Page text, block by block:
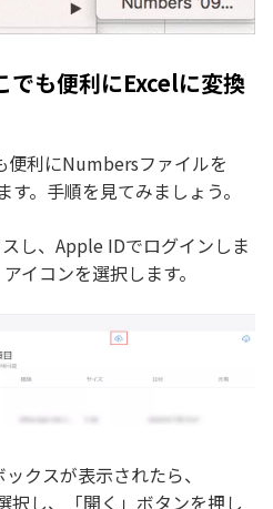
も便利にExcelに変換
利にNumbersファイルを
。手順を見てみましょう。
し、Apple IDでログインしま
イコンを選択します。
クスが表示されたら、
択し、「開く」ボタンを押し